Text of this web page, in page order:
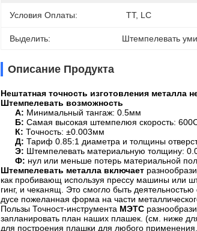
Условия Оплаты: TT, LC
Выделить: Штемпелевать
Описание Продукта
Нештатная точность изготовления
Штемпелевать возможность
А: Минимальный тангаж: 0.5мм
Б: Самая высокая штемпелюя скорость:
К: Точность: ±0.003мм
Д: Тариф 0.85:1 диаметра и толщины
Э: Штемпелевать материальную толщину:
Ф: нул или меньше потерь материальной
Штемпелевать металла включает
как пробивающ используя прессу машины или
гинг, и чеканящ. Это смогло быть
дусе пожеланная форма на части
Пользы Точност-инструмента МЭТС
запланировать план наших плашек. (см. ниже
для построения плашки для любого